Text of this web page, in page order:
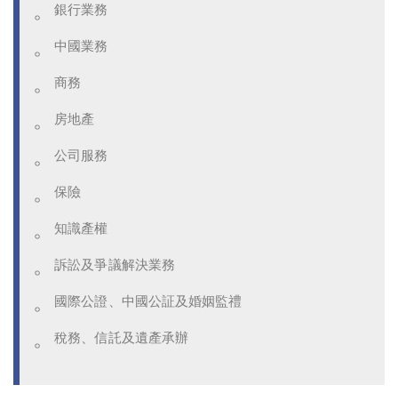
銀行業務
中國業務
商務
房地產
公司服務
保險
知識產權
訴訟及爭議解決業務
國際公證、中國公証及婚姻監禮
稅務、信託及遺產承辦